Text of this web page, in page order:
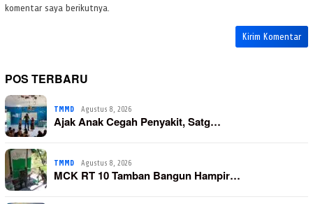
komentar saya berikutnya.
POS TERBARU
TMMD Agustus 8, 2026
Ajak Anak Cegah Penyakit, Satg…
TMMD Agustus 8, 2026
MCK RT 10 Tamban Bangun Hampir…